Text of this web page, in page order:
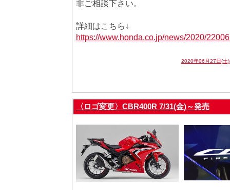
非ご相談下さい。
詳細はこちら↓
https://www.honda.co.jp/news/2020/
2020年06月27日(土
〈ロゴ変更〉CBR400R 7/31(金)～発売